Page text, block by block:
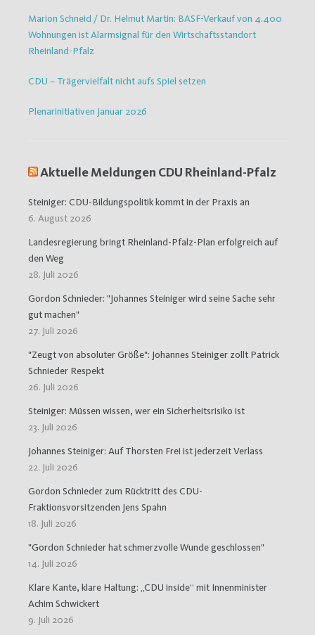
Marion Schneid / Dr. Helmut Martin: BASF-Verkauf von 4.400
Wohnungen ist Alarmsignal für den Wirtschaftsstandort
Rheinland-Pfalz
CDU – Trägervielfalt nicht aufs Spiel setzen
Plenarinitiativen Januar 2026
Aktuelle Meldungen CDU Rheinland-Pfalz
Steiniger: CDU-Bildungspolitik kommt in der Praxis an
6. August 2026
Landesregierung bringt Rheinland-Pfalz-Plan erfolgreich auf
den Weg
28. Juli 2026
Gordon Schnieder: "Johannes Steiniger wird seine Sache sehr
gut machen"
27. Juli 2026
"Zeugt von absoluter Größe": Johannes Steiniger zollt Patrick
Schnieder Respekt
26. Juli 2026
Steiniger: Müssen wissen, wer ein Sicherheitsrisiko ist
23. Juli 2026
Johannes Steiniger: Auf Thorsten Frei ist jederzeit Verlass
22. Juli 2026
Gordon Schnieder zum Rücktritt des CDU-
Fraktionsvorsitzenden Jens Spahn
18. Juli 2026
"Gordon Schnieder hat schmerzvolle Wunde geschlossen"
14. Juli 2026
Klare Kante, klare Haltung: „CDU inside“ mit Innenminister
Achim Schwickert
9. Juli 2026